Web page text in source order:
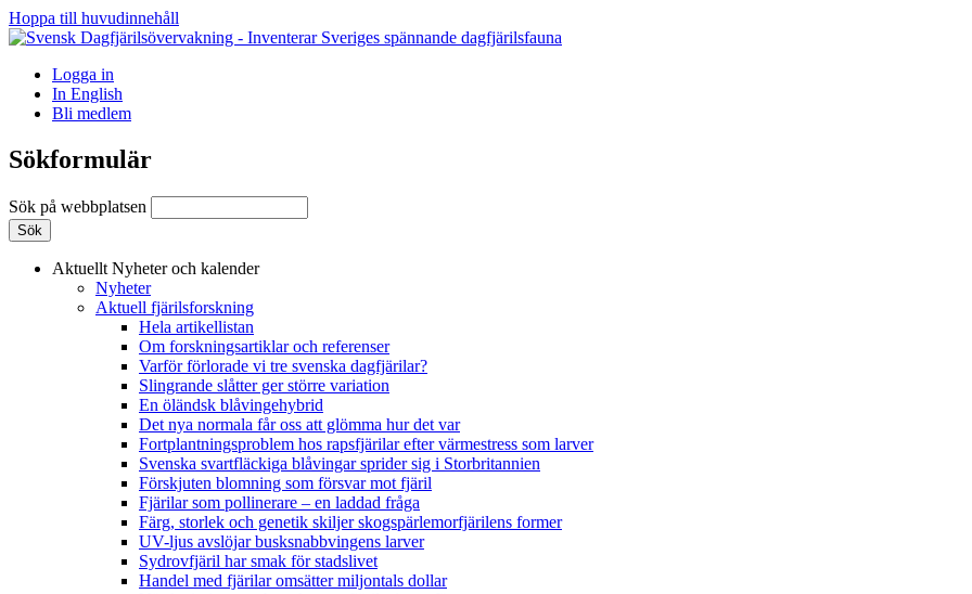
Hoppa till huvudinnehåll
Logga in
In English
Bli medlem
Sökformulär
Sök på webbplatsen
Aktuellt Nyheter och kalender
Nyheter
Aktuell fjärilsforskning
Hela artikellistan
Om forskningsartiklar och referenser
Varför förlorade vi tre svenska dagfjärilar?
Slingrande slåtter ger större variation
En öländsk blåvingehybrid
Det nya normala får oss att glömma hur det var
Fortplantningsproblem hos rapsfjärilar efter värmestress som larver
Svenska svartfläckiga blåvingar sprider sig i Storbritannien
Förskjuten blomning som försvar mot fjäril
Fjärilar som pollinerare – en laddad fråga
Färg, storlek och genetik skiljer skogspärlemorfjärilens former
UV-ljus avslöjar busksnabbvingens larver
Sydrovfjäril har smak för stadslivet
Handel med fjärilar omsätter miljontals dollar